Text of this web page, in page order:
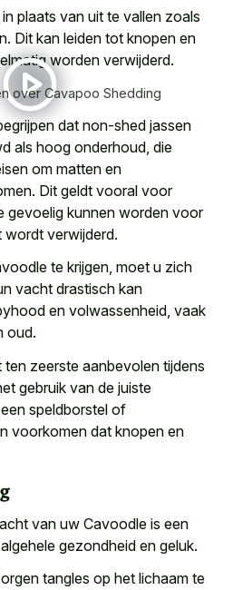
plaats van uit te vallen zoals
Dit kan leiden tot knopen en
worden verwijderd.
over Cavapoo Shedding
dat non-shed jassen
als hoog onderhoud , die
om matten en
Dit geldt vooral voor
gevoelig kunnen worden voor
wordt verwijderd.
te krijgen, moet u zich
vacht drastisch kan
en volwassenheid, vaak
oud.
zeerste aanbevolen tijdens
gebruik van de juiste
speldborstel of
voorkomen dat knopen en
van uw Cavoodle is een
gezondheid en geluk.
tangles op het lichaam te